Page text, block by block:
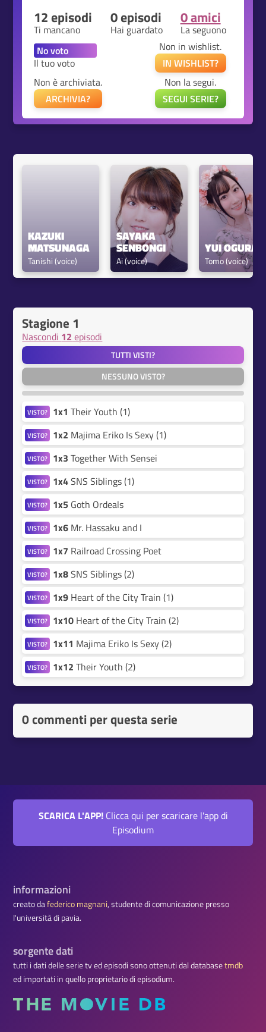
12 episodi
Ti mancano
0 episodi
Hai guardato
0 amici
La seguono
Il tuo voto
Non in wishlist.
IN WISHLIST?
Non è archiviata.
ARCHIVIA?
Non la segui.
SEGUI SERIE?
KAZUKI
MATSUNAGA
Tanishi (voice)
SAYAKA
SENBONGI
Ai (voice)
YUI OGURA
Tomo (voice)
Stagione 1
Nascondi 12 episodi
TUTTI VISTI?
NESSUNO VISTO?
VISTO? 1x1 Their Youth (1)
VISTO? 1x2 Majima Eriko Is Sexy (1)
VISTO? 1x3 Together With Sensei
VISTO? 1x4SNS Siblings (1)
VISTO? 1x5 Goth Ordeals
VISTO? 1x6 Mr. Hassaku and I
VISTO? 1x7 Railroad Crossing Poet
VISTO? 1x8SNS Siblings (2)
VISTO? 1x9 Heart of the City Train (1)
VISTO? 1x10 Heart of the City Train (2)
VISTO? 1x11 Majima Eriko Is Sexy (2)
VISTO? 1x12 Their Youth (2)
0 commenti per questa serie
SCARICA L'APP!Clicca qui per scaricare l'app di
Episodium
informazioni
creato dafederico magnani, studente di comunicazione presso
l'università di pavia.
sorgente dati
tutti i dati delle serie tv ed episodi sono ottenuti dal databasetmdb
ed importati in quello proprietario di episodium.